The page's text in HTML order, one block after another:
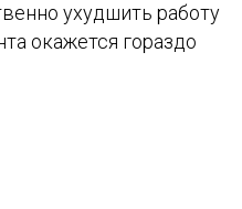
ухудшить работу
окажется гораздо